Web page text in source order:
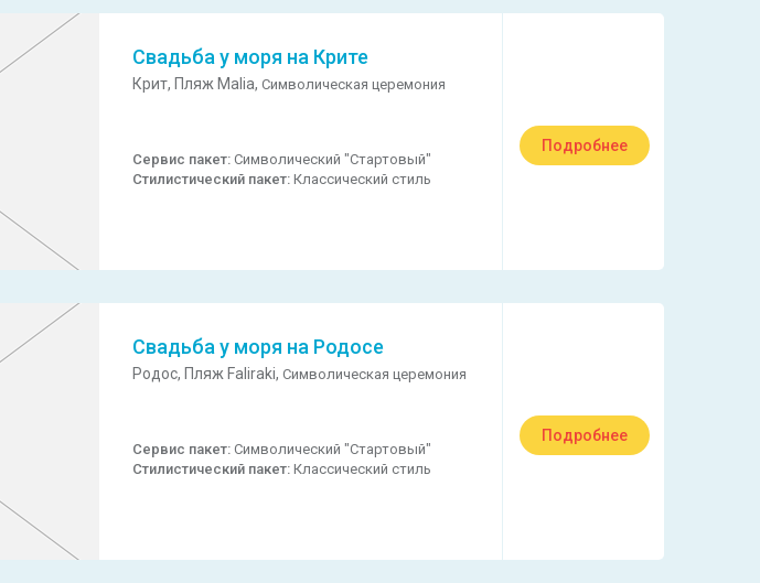
Свадьба у моря на Крите
Крит, Пляж Malia,Символическая церемония
Сервис пакет:Символический "Стартовый"
Стилистический пакет:Классический стиль
Подробнее
Свадьба у моря на Родосе
Родос, Пляж Faliraki,Символическая церемония
Сервис пакет:Символический "Стартовый"
Стилистический пакет:Классический стиль
Подробнее